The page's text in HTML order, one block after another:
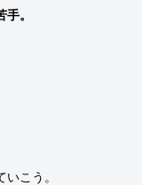
。
こう。